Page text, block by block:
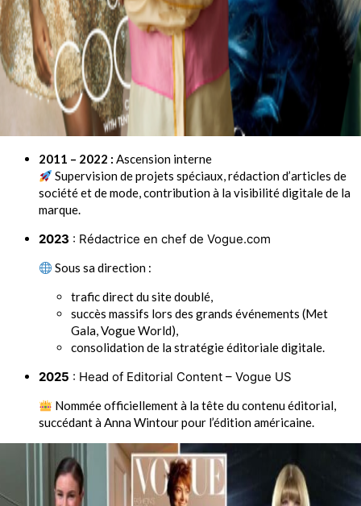
2011 – 2022 : Ascension interne
Supervision de projets spéciaux, rédaction d’articles de
société et de mode, contribution à la visibilité digitale de la
marque.
2023 : Rédactrice en chef de Vogue.com
Sous sa direction :
trafic direct du site doublé,
succès massifs lors des grands événements (Met
Gala, Vogue World),
consolidation de la stratégie éditoriale digitale.
2025 : Head of Editorial Content – Vogue US
Nommée officiellement à la tête du contenu éditorial,
succédant à Anna Wintour pour l’édition américaine.